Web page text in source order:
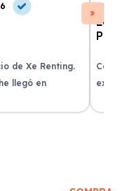
de Xe Renting.
llegó en